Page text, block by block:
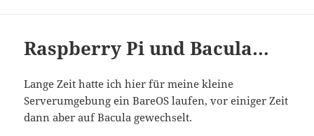
Raspberry Pi und Bacula…
Lange Zeit hatte ich hier für meine kleine
Serverumgebung ein BareOS laufen, vor einiger Zeit
dann aber auf Bacula gewechselt.